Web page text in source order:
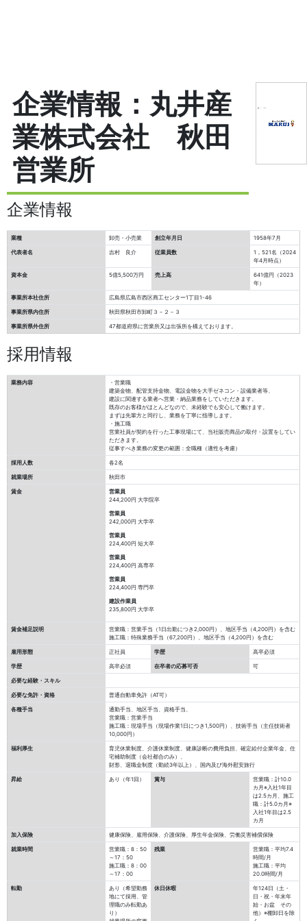
企業情報：丸井産
業株式会社 秋田
営業所
企業情報
業種 卸売・小売業 創立年月日 1958年7月
代表者名 吉村 良介 従業員数
1，521名（2024
年4月時点）
資本金 5億5,500万円 売上高
641億円（2023
年）
事業所本社住所 広島県広島市西区商工センター1丁目1-46
事業所県内住所 秋田県秋田市卸町３－２－３
事業所県外住所 47都道府県に営業所又は出張所を構えております。
採用情報
業務内容
・営業職
建築金物、配管支持金物、電設金物を大手ゼネコン・設備業者等、
建設に関連する業者へ営業・納品業務をしていただきます。
既存のお客様がほとんどなので、未経験でも安心して働けます。
まずは先輩方と同行し、業務を丁寧に指導します。
・施工職
営業社員が契約を行った工事現場にて、当社販売商品の取付・設置をしてい
ただきます。
従事すべき業務の変更の範囲：全職種（適性を考慮）
採用人数 各2名
就業場所 秋田市
賃金
営業員
244,200円 大学院卒
営業員
242,000円 大学卒
営業員
224,400円 短大卒
営業員
224,400円 高専卒
営業員
224,400円 専門卒
建設作業員
235,800円 大学卒
賃金補足説明
営業職：営業手当（1日出勤につき2,000円）、地区手当（4,200円）を含む
施工職：特殊業務手当（67,200円）、地区手当（4,200円）を含む
雇用形態 正社員 学歴 高卒必須
学歴 高卒必須 在卒者の応募可否 可
必要な経験・スキル
必要な免許・資格 普通自動車免許（AT可）
各種手当
通勤手当、地区手当、資格手当、
営業職：営業手当
施工職：現場手当（現場作業1日につき1,500円）、技術手当（主任技術者
10,000円）
福利厚生
育児休業制度、介護休業制度、健康診断の費用負担、確定給付企業年金、住
宅補助制度（会社都合のみ）、
財形、退職金制度（勤続3年以上）、国内及び海外慰安旅行
昇給 あり（年1回） 賞与
営業職：計10.0
カ月※入社1年目
は2.5カ月、施工
職：計5.0カ月※
入社1年目は2.5
カ月
加入保険 健康保険、雇用保険、介護保険、厚生年金保険、労働災害補償保険
就業時間
営業職：8：50
～17：50
施工職：8：00
～17：00
残業
営業職：平均7.4
時間/月
施工職：平均
20.0時間/月
転勤
あり（希望勤務
地にて採用、管
理職のみ転勤あ
り）
休日休暇
年124日（土・
日・祝・年末年
始・お盆 その
他）※棚卸日を除